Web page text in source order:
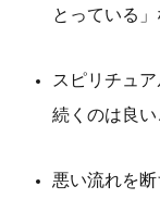
とっている
スピリチュ
続くのは良
悪い流れを